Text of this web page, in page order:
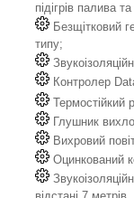
підігрів палива
Безщітковий
типу;
Контролер
Термостійкий
Глушник
Вихровий
Оцинкований